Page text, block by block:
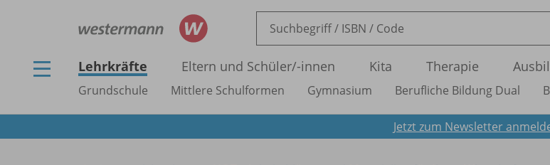
Lehrkräfte Eltern und Schüler/-innen Kita Therapie
Grundschule Mittlere Schulformen Gymnasium Berufliche Bildung Dual
Jetzt zum Newsletter